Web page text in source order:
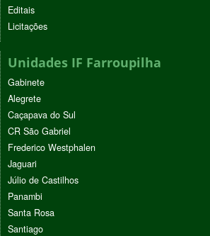
Editais
Licitações
Unidades IF Farroupilha
Gabinete
Alegrete
Caçapava do Sul
CR São Gabriel
Frederico Westphalen
Jaguari
Júlio de Castilhos
Panambi
Santa Rosa
Santiago